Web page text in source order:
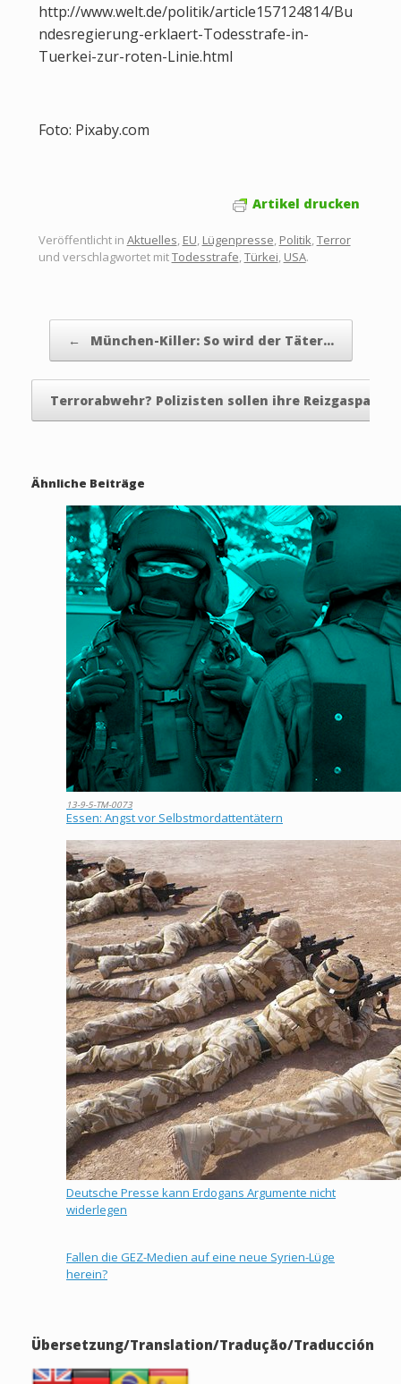
http://www.welt.de/politik/article157124814/Bu
ndesregierung-erklaert-Todesstrafe-in-
Tuerkei-zur-roten-Linie.html
Foto: Pixaby.com
Artikel drucken
Veröffentlicht in Aktuelles, EU, Lügenpresse, Politik,Terror
und verschlagwortet mitTodesstrafe,Türkei, USA.
← München-Killer: So wird der Täter…
Terrorabwehr? Polizisten sollen ihre
Ähnliche Beiträge
13-9-5-TM-0073
Essen: Angst vor Selbstmordattentätern
Deutsche Presse kann Erdogans Argumente nicht
widerlegen
Fallen die GEZ-Medien auf eine neue Syrien-Lüge
herein?
Übersetzung/Translation/Tradução/Traducción